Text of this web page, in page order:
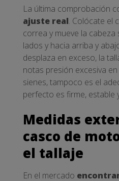
La última comprobación
ajuste real. Colócate el
correa y mueve la
lados y hacia arriba y
desplaza en exceso, la
notas presión excesiva
sienes, tampoco es el
perfecto es firme, estable
Medidas
casco de
el tallaje
En el mercado